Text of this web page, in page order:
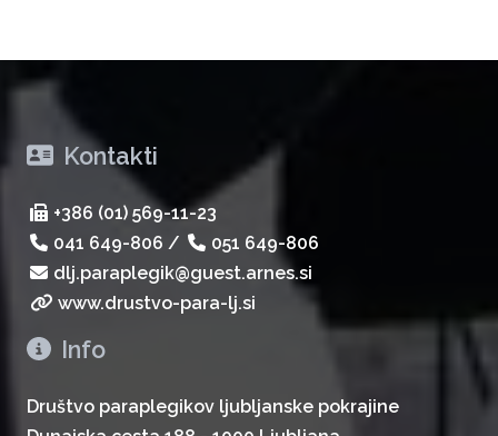
Kontakti
+386 (01) 569-11-23
041 649-806 /
051 649-806
dlj.paraplegik@guest.arnes.si
www.drustvo-para-lj.si
Info
Društvo paraplegikov ljubljanske pokrajine